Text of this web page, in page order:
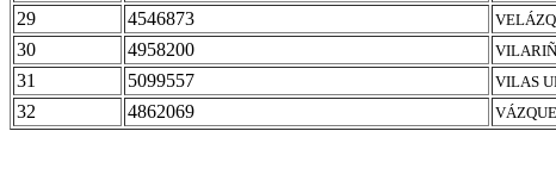
29 4546873
30 4958200
31 5099557 VILAS
32 4862069